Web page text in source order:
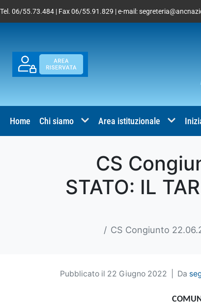
Tel. 06/55.73.484 | Fax 06/55.91.829 | e-mail:
Home Chi siamo Area istituzionale
CS
STATO: IL
CS Congiunto
Pubblicato il 22 Giugno 2022 Da